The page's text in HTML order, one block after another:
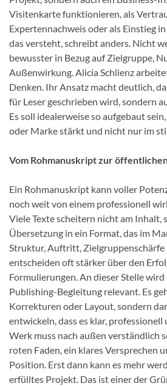
Visitenkarte funktionieren, als
Expertennachweis oder als Einstieg
das versteht, schreibt anders. Nicht
bewusster in Bezug auf Zielgruppe,
Außenwirkung. Alicia Schlienz
Denken. Ihr Ansatz macht deutlich,
für Leser geschrieben wird, sondern
Es soll idealerweise so aufgebaut
oder Marke stärkt und nicht nur im
Vom Rohmanuskript zur
Ein Rohmanuskript kann voller
noch weit von einem professionell
Viele Texte scheitern nicht am Inhalt,
Übersetzung in ein Format, das im
Struktur, Auftritt,
entscheiden oft stärker über den
Formulierungen. An dieser Stelle
Publishing-Begleitung relevant. Es
Korrekturen oder Layout, sondern
entwickeln, dass es klar,
Werk muss nach außen verständlich
roten Faden, ein klares Versprechen
Position. Erst dann kann es mehr
erfülltes Projekt. Das ist einer der